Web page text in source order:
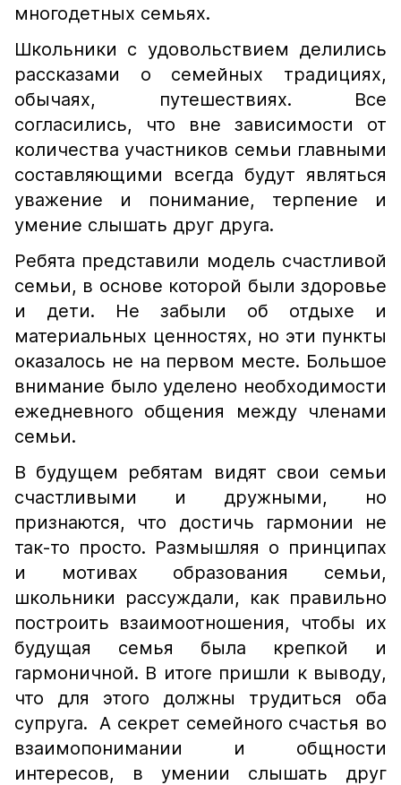
многодетных семьях.
Школьники с удовольствием делились
рассказами о семейных традициях,
обычаях, путешествиях. Все
согласились, что вне зависимости от
количества участников семьи главными
составляющими всегда будут являться
уважение и понимание, терпение и
умение слышать друг друга.
Ребята представили модель счастливой
семьи, в основе которой были здоровье
и дети. Не забыли об отдыхе и
материальных ценностях, но эти пункты
оказалось не на первом месте. Большое
внимание было уделено необходимости
ежедневного общения между членами
семьи.
В будущем ребятам видят свои семьи
счастливыми и дружными, но
признаются, что достичь гармонии не
так-то просто. Размышляя о принципах
и мотивах образования семьи,
школьники рассуждали, как правильно
построить взаимоотношения, чтобы их
будущая семья была крепкой и
гармоничной. В итоге пришли к выводу,
что для этого должны трудиться оба
супруга. А секрет семейного счастья во
взаимопонимании и общности
интересов, в умении слышать друг